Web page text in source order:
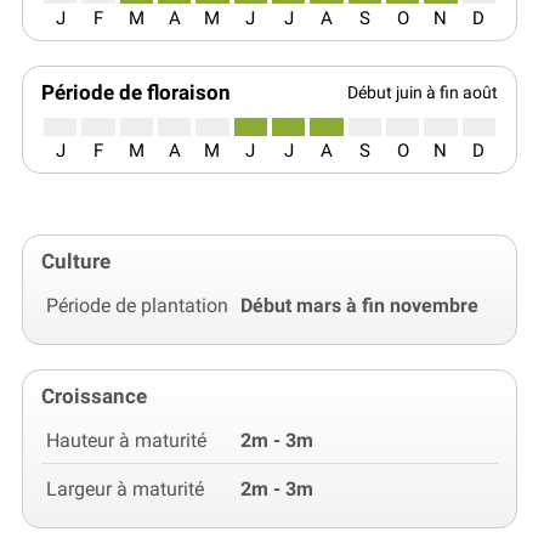
J F M A M J J A S O N D
Période de floraison Début juin à fin août
J F M A M J J A S O N D
Culture
Période de plantation Début mars à fin novembre
Croissance
Hauteur à maturité 2m - 3m
Largeur à maturité 2m - 3m